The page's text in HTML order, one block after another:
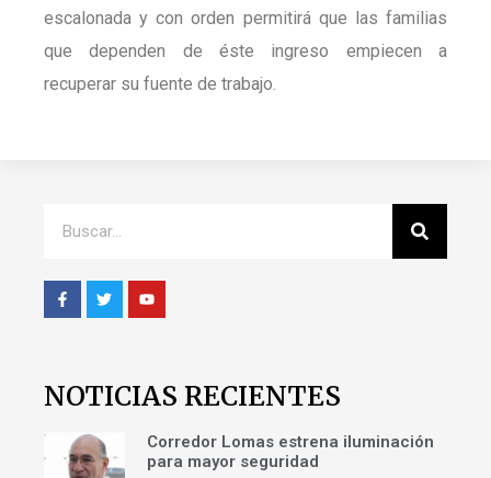
escalonada y con orden permitirá que las familias
que dependen de éste ingreso empiecen a
recuperar su fuente de trabajo.
NOTICIAS RECIENTES
Corredor Lomas estrena iluminación
para mayor seguridad